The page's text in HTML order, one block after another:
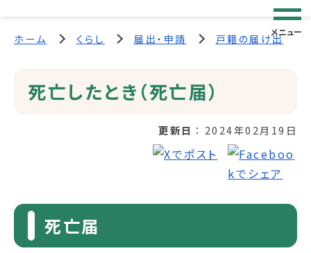
メニュー
ホーム くらし 届出・申請 戸籍の届け出
死亡したとき（死亡届）
更新日 2024年02月19日
死亡届